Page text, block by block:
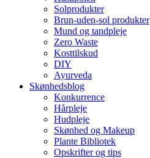
Solprodukter
Brun-uden-sol produkter
Mund og tandpleje
Zero Waste
Kosttilskud
DIY
Ayurveda
Skønhedsblog
Konkurrence
Hårpleje
Hudpleje
Skønhed og Makeup
Plante Bibliotek
Opskrifter og tips